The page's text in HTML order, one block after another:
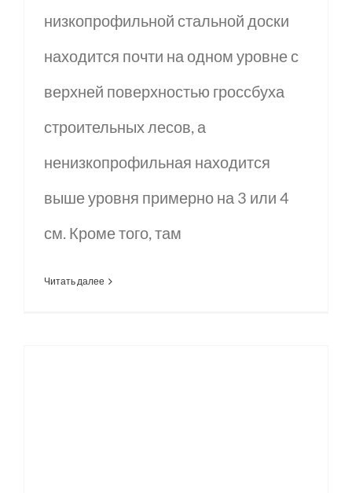
низкопрофильной стальной доски
находится почти на одном уровне с
верхней поверхностью гроссбуха
строительных лесов, а
ненизкопрофильная находится
выше уровня примерно на 3 или 4
см. Кроме того, там
Читать далее